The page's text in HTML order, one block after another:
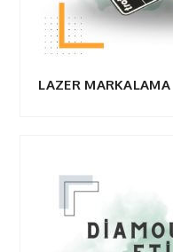
LAZER MARKALAMA